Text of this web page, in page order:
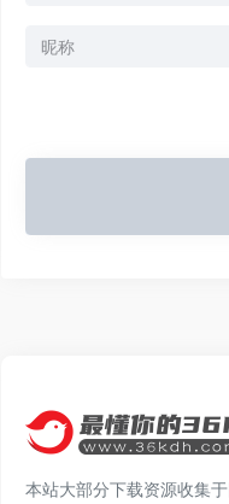
本站大部分下载资源收集